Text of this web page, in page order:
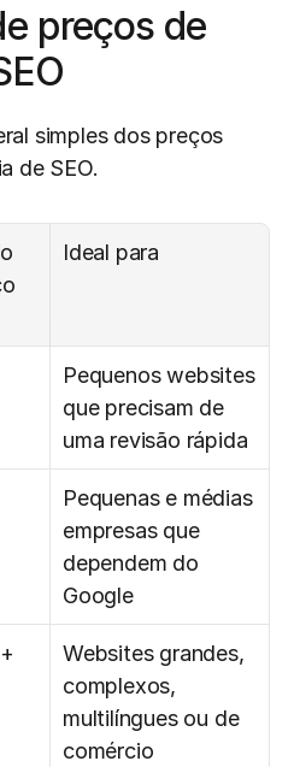
preços de
simples dos preços
de SEO.
Ideal para
Pequenos websites
que precisam de
uma revisão rápida
Pequenas e médias
empresas que
dependem do
Google
Websites grandes,
complexos,
multilíngues ou de
comércio